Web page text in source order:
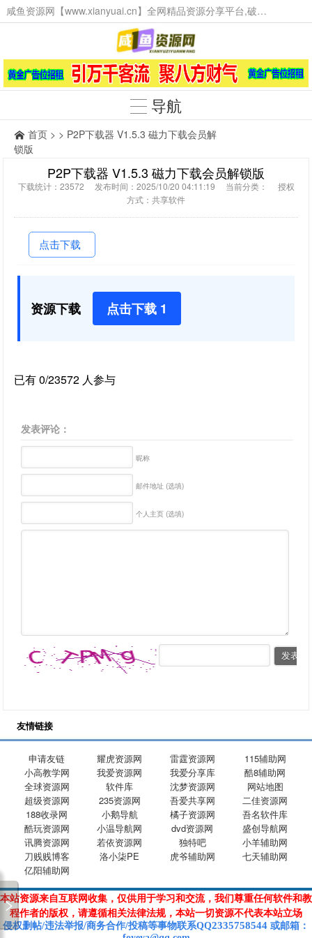
咸鱼资源网【www.xianyuai.cn】全网精品资源分享平台,破解软件,技术源码,火爆项目,工具辅助,这里无所不有。
导航
首页 > > P2P下载器 V1.5.3 磁力下载会员解
锁版
P2P下载器 V1.5.3 磁力下载会员解锁版
下载统计：23572 发布时间：2025/10/20 04:11:19 当前分类： 授权
方式：共享软件
点击下载
资源下载 点击下载 1
已有 0/23572 人参与
发表评论：
昵称
邮件地址 (选填)
个人主页 (选填)
友情链接
申请友链 耀虎资源网 雷霆资源网
115辅助网
小高教学网
我爱资源网 我爱分享库
酷8辅助网
全球资源网
软件库 沈梦资源网
网站地图
超级资源网
235资源网 吾爱共享网
二佳资源网
188收录网
小鹅导航 橘子资源网
吾名软件库
酷玩资源网
小温导航网 dvd资源网
盛创导航网
讯腾资源网
若依资源网 独特吧
小羊辅助网
刀贱贱博客
洛小柒PE 虎爷辅助网
七天辅助网
亿阳辅助网
本站资源来自互联网收集，仅供用于学习和交流，我们尊重任何软件和教
程作者的版权，请遵循相关法律法规，本站一切资源不代表本站立场
侵权删帖/违法举报/商务合作/投稿等事物联系QQ2335758544 或邮箱 ：